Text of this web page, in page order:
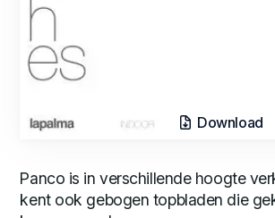
Download
Panco is in verschillende hoogte
kent ook gebogen topbladen die